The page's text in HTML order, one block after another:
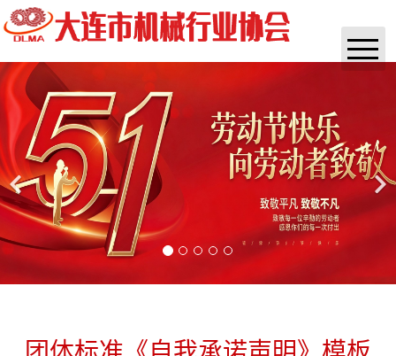
首页
协会概况
通知公告
实时资讯
政策法规
杂志